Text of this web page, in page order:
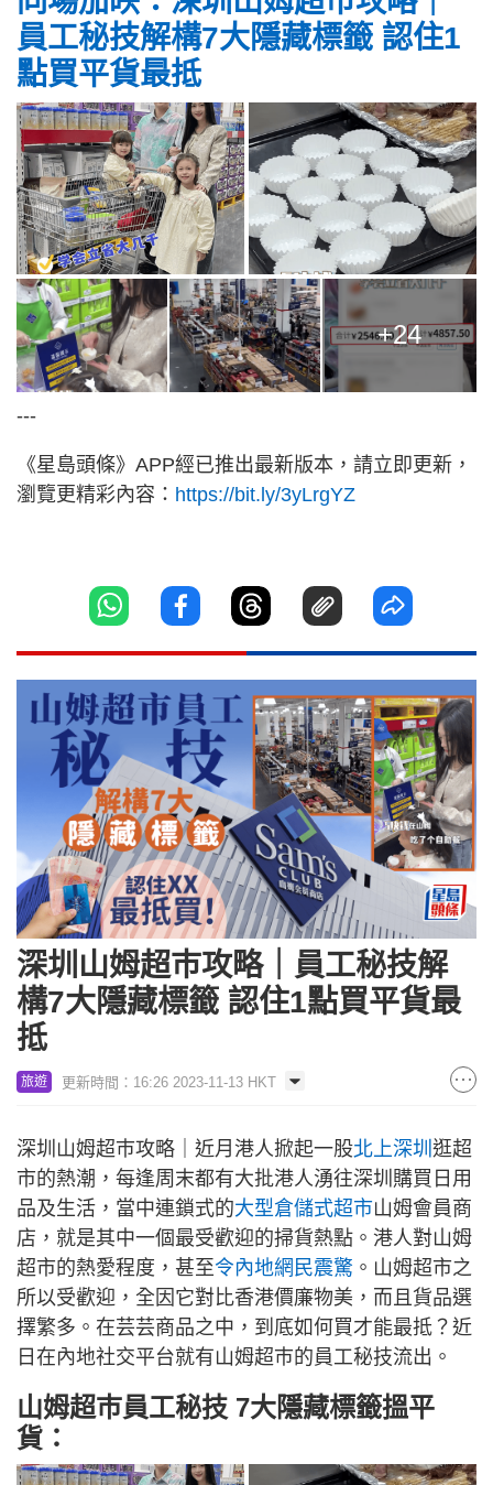
員工秘技解構7大隱藏標籤 認住1
點買平貨最抵
+24
---
《星島頭條》APP經已推出最新版本，請立即更新，
瀏覽更精彩內容： https://bit.ly/3yLrgYZ
深圳山姆超巿攻略｜員工秘技解
構7大隱藏標籤 認住1點買平貨最
抵
旅遊 更新時間：16:26 2023-11-13 HKT
深圳山姆超巿攻略｜近月港人掀起一股北上深圳 逛超
市的熱潮，每逢周末都有大批港人湧往深圳購買日用
品及生活，當中連鎖式的大型倉儲式超市山姆會員商
店，就是其中一個最受歡迎的掃貨熱點。港人對山姆
超市的熱愛程度，甚至令內地網民震驚 。山姆超市之
所以受歡迎，全因它對比香港價廉物美，而且貨品選
擇繁多。在芸芸商品之中，到底如何買才能最抵？近
日在內地社交平台就有山姆超巿的員工秘技流出。
山姆超巿員工秘技 7大隱藏標籤搵平
貨：